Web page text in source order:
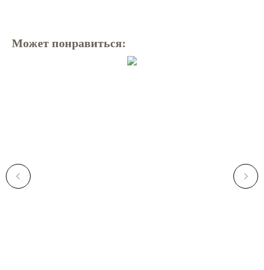
Может понравиться: